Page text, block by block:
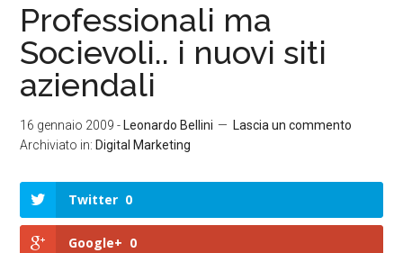
Professionali ma
Socievoli.. i nuovi siti
aziendali
16 gennaio 2009 - Leonardo Bellini
Lascia un commento
Archiviato in: Digital Marketing
Twitter 0
Google+ 0